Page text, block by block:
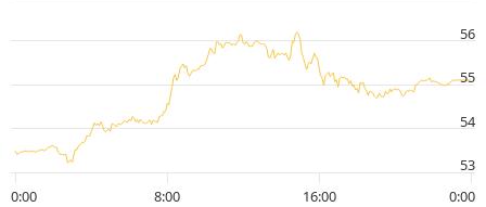
0:00 8:00 16:00 0:00
53
54
55
56